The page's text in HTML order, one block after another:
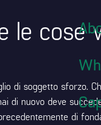
le cose
di soggetto sforzo.
di nuovo deve
di